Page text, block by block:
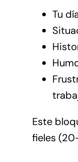
Tu
Este
fieles